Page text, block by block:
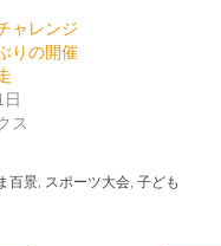
ャレンジ
りの開催
ス
百景 スポーツ大会 子ども